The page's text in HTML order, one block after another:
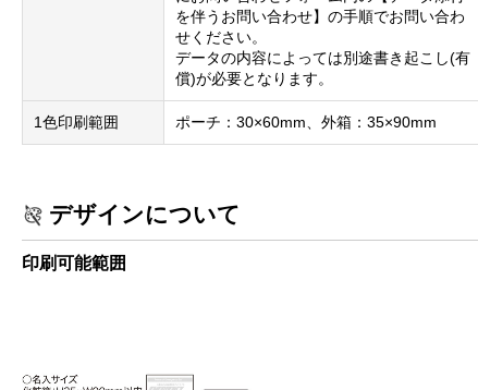
を伴うお問い合わせ】の手順でお問い合わ
せください。
データの内容によっては別途書き起こし(有
償)が必要となります。
1色印刷範囲 ポーチ：30×60mm、外箱：35×90mm
デザインについて
印刷可能範囲